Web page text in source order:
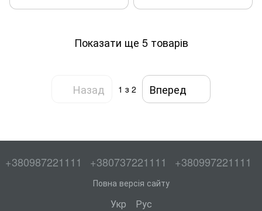
Показати ще 5 товарів
Назад 1 з 2 Вперед
+380987221111 +380737221111 +380997221111
Повна версія сайту
Укр Рус